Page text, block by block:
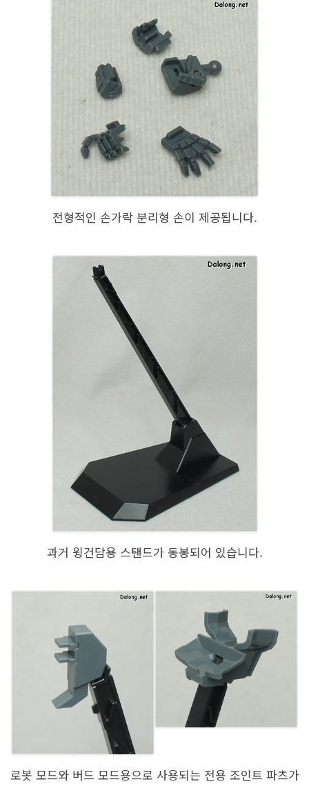
전형적인 손가락 분리형 손이 제공됩니다.
과거 윙건담용 스탠드가 동봉되어 있습니다.
로봇 모드와 버드 모드용으로 사용되는 전용 조인트 파츠가